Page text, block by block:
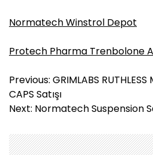
Normatech Winstrol Depot
Protech Pharma Trenbolone
Y
a
z
g
e
Previous: GRIMLABS
CAPS Satışı
Next: Normatech Suspension